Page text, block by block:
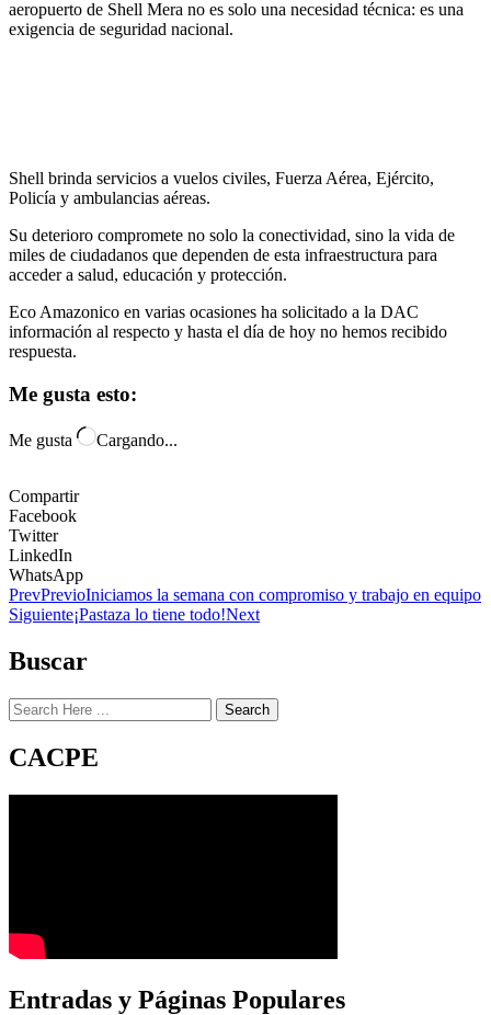
aeropuerto de Shell Mera no es solo una necesidad técnica: es una
exigencia de seguridad nacional.
Shell brinda servicios a vuelos civiles, Fuerza Aérea, Ejército,
Policía y ambulancias aéreas.
Su deterioro compromete no solo la conectividad, sino la vida de
miles de ciudadanos que dependen de esta infraestructura para
acceder a salud, educación y protección.
Eco Amazonico en varias ocasiones ha solicitado a la DAC
información al respecto y hasta el día de hoy no hemos recibido
respuesta.
Me gusta esto:
Me gusta Cargando...
Compartir
Facebook
Twitter
LinkedIn
WhatsApp
PrevPrevioIniciamos la semana con compromiso y trabajo en equipo
Siguiente¡Pastaza lo tiene todo!Next
Buscar
Search
CACPE
Entradas y Páginas Populares